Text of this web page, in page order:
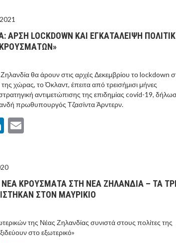
AΡΣΗ LOCKDOWN ΚΑΙ ΕΓΚΑΤΑΛΕΙΨΗ
θα άρουν στις αρχές Δεκεμβρίου το lockdown
χώρας, το Όκλαντ, έπειτα από τρεισήμισι μήνες
αντιμετώπισης της επιδημίας covid-19,
πρωθυπουργός Τζασίντα Άρντερν.
LinkedIn
ΝΕΑ ΚΡΟΥΣΜΑΤΑ ΣΤΗ ΝΕΑ ΖΗΛΑΝΔΙΑ – ΤΑ
ΣΤΟΝ ΜΑΥΡΙΚΙΟ
της Νέας Ζηλανδίας συνιστά στους πολίτες της
στο εξωτερικό»